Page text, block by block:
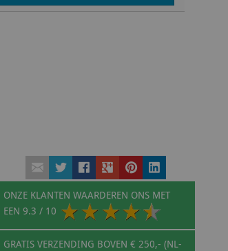
ONZE KLANTEN WAARDEREN ONS MET
EEN 9.3 / 10
GRATIS VERZENDING BOVEN € 250,- (NL-